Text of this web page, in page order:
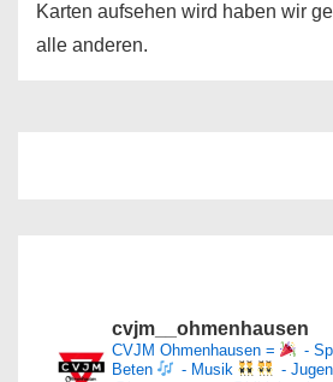
Karten aufsehen wird haben wir
alle anderen.
cvjm__ohmenhausen
CVJM Ohmenhausen = -
Beten
- Musik
-